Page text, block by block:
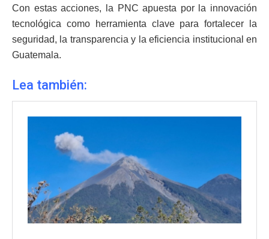
Con estas acciones, la PNC apuesta por la innovación
tecnológica como herramienta clave para fortalecer la
seguridad, la transparencia y la eficiencia institucional en
Guatemala.
Lea también: